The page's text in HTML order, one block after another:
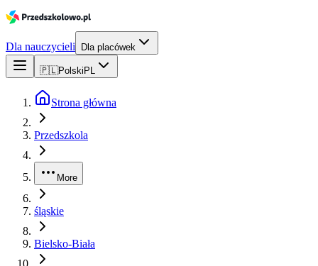
Dla nauczycieli Dla placówek
🇵🇱Polski PL
Strona główna
Przedszkola
More
śląskie
Bielsko-Biała